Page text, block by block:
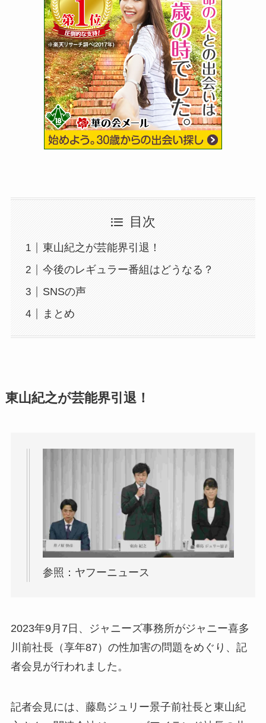
目次
東山紀之が芸能界引退！
今後のレギュラー番組はどうなる？
SNSの声
まとめ
東山紀之が芸能界引退！
参照：ヤフーニュース
2023年9月7日、ジャニーズ事務所がジャニー喜多
川前社長（享年87）の性加害の問題をめぐり、記
者会見が行われました。
記者会見には、藤島ジュリー景子前社長と東山紀